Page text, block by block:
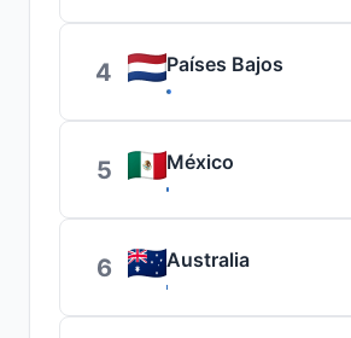
4 Países Bajos
5 México
6 Australia